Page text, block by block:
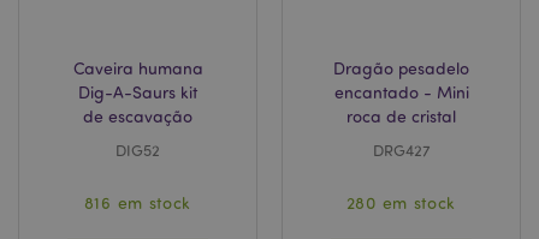
Caveira humana
Dig-A-Saurs kit
de escavação
DIG52
816 em stock
Dragão pesadelo
encantado - Mini
roca de cristal
DRG427
280 em stock
www.puckator.pt